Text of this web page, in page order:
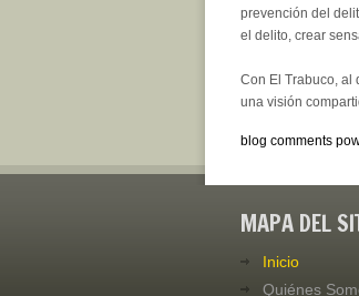
prevención del
el delito, crear
Con El Trabuco, al
una visión
blog comments
MAPA DEL
Inicio
Quiénes